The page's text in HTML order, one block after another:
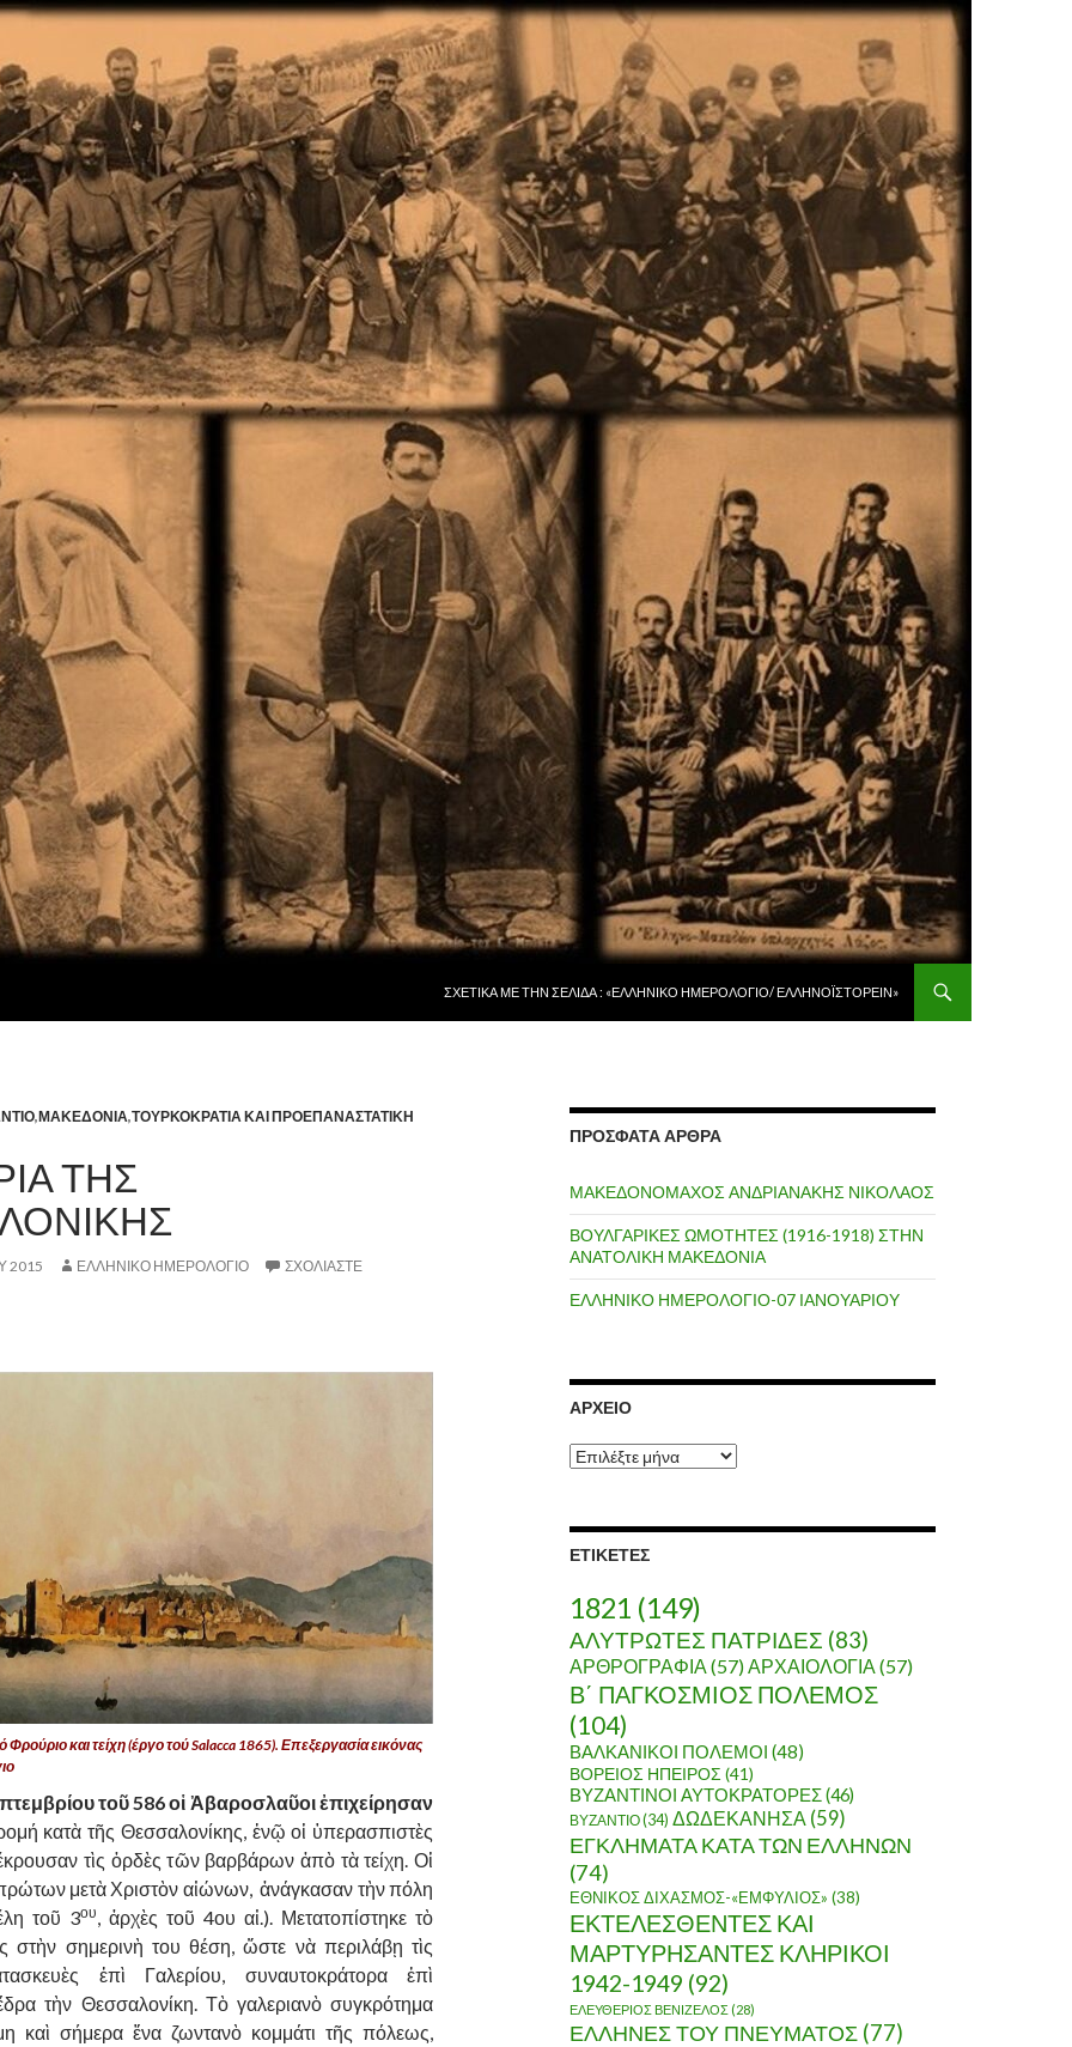
ΣΧΕΤΙΚᾺ ΜῈ ΤῊΝ ΣΕΛΊΔΑ : «ἙΛΛΗΝΙΚῸ ἩΜΕΡΟΛΌΓΙΟ/ ἙΛΛΗΝΟΪΣΤΟΡΕΙ͂Ν»
,ΜΑΚΕΔΟΝΙΑ,ΤΟΥΡΚΟΚΡΑΤΙΑ ΚΑΙ ΠΡΟΕΠΑΝΑΣΤΑΤΙΚΗ
ΤΗΣ
2015 ΕΛΛΗΝΙΚΟ ΗΜΕΡΟΛΟΓΙΟ ΣΧΟΛΙΆΣΤΕ
και τείχη (έργο τού Salacca 1865). Επεξεργασία εικόνας
τοῦ 586 οἱ Ἀβαροσλαῦοι ἐπιχείρησαν
κατὰ τῆς Θεσσαλονίκης, ἐνῷ οἱ ὑπερασπιστὲς
τὶς ὀρδὲς τῶν βαρβάρων ἀπὸ τὰ τείχη. Οἱ
μετὰ Χριστὸν αἰώνων, ἀνάγκασαν τὴν πόλη
τοῦ 3ου, ἀρχὲς τοῦ 4ου αἰ.). Μετατοπίστηκε τὸ
στὴν σημερινὴ του θέση, ὥστε νὰ περιλάβῃ τὶς
ἐπὶ Γαλερίου, συναυτοκράτορα ἐπὶ
τὴν Θεσσαλονίκη. Τὸ γαλεριανὸ συγκρότημα
καὶ σήμερα ἕνα ζωντανὸ κομμάτι τῆς πόλεως,
ΠΡΌΣΦΑΤΑ ΆΡΘΡΑ
ΜΑΚΕΔΟΝΟΜΑΧΟΣ ΑΝΔΡΙΑΝΑΚΗΣ ΝΙΚΟΛΑΟΣ
ΒΟΥΛΓΑΡΙΚΕΣ ΩΜΟΤΗΤΕΣ (1916-1918) ΣΤΗΝ
ΑΝΑΤΟΛΙΚΗ ΜΑΚΕΔΟΝΙΑ
ΕΛΛΗΝΙΚΟ ΗΜΕΡΟΛΟΓΙΟ-07 ΙΑΝΟΥΑΡΙΟΥ
ΑΡΧΕΊΟ
Α
ρ
ο
ΕΤΙΚΈΤΕΣ
1821 (149)
ΑΛΥΤΡΩΤΕΣ ΠΑΤΡΙΔΕΣ (83)
ΑΡΘΡΟΓΡΑΦΙΑ(57)ΑΡΧΑΙΟΛΟΓΙΑ(57)
Β΄ ΠΑΓΚΟΣΜΙΟΣ ΠΟΛΕΜΟΣ
(104)
ΒΑΛΚΑΝΙΚΟΙ ΠΟΛΕΜΟΙ (48)
ΒΟΡΕΙΟΣ ΗΠΕΙΡΟΣ (41)
ΒΥΖΑΝΤΙΝΟΙ ΑΥΤΟΚΡΑΤΟΡΕΣ(46)
ΒΥΖΑΝΤΙΟ(34) ΔΩΔΕΚΑΝΗΣΑ (59)
ΕΓΚΛΗΜΑΤΑ ΚΑΤΑ ΤΩΝ ΕΛΛΗΝΩΝ
(74)
ΕΘΝΙΚΟΣ ΔΙΧΑΣΜΟΣ-«ΕΜΦΥΛΙΟΣ» (38)
ΕΚΤΕΛΕΣΘΕΝΤΕΣ ΚΑΙ
ΜΑΡΤΥΡΗΣΑΝΤΕΣ ΚΛΗΡΙΚΟΙ
1942-1949 (92)
ΕΛΕΥΘΕΡΙΟΣ ΒΕΝΙΖΕΛΟΣ (28)
ΕΛΛΗΝΕΣ ΤΟΥ ΠΝΕΥΜΑΤΟΣ (77)